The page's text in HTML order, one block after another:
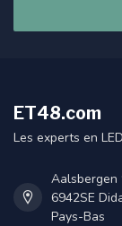
ET48.com
Les experts en
Aalsbergen
6942SE
Pays-Bas